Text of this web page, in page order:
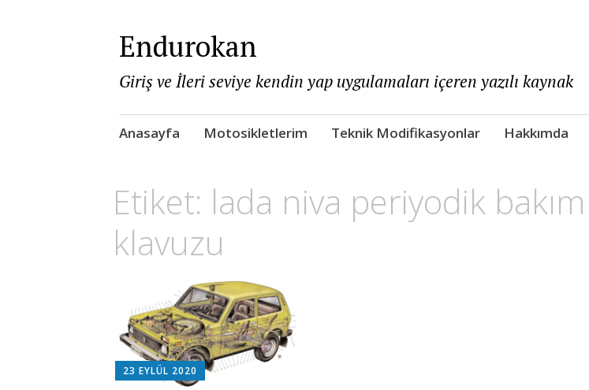
Endurokan
Giriş ve İleri seviye kendin yap uygulamaları içeren yazılı kaynak
Skip
Anasayfa Motosikletlerim Teknik Modifikasyonlar Hakkımda
Etiket: lada niva periyodik bakım
klavuzu
23 EYLÜL 2020